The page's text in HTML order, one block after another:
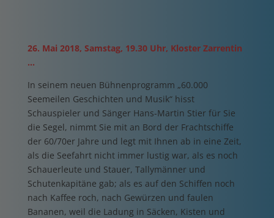
26. Mai 2018, Samstag, 19.30 Uhr, Kloster Zarrentin
…
In seinem neuen Bühnenprogramm „60.000
Seemeilen Geschichten und Musik“ hisst
Schauspieler und Sänger Hans-Martin Stier für Sie
die Segel, nimmt Sie mit an Bord der Frachtschiffe
der 60/70er Jahre und legt mit Ihnen ab in eine Zeit,
als die Seefahrt nicht immer lustig war, als es noch
Schauerleute und Stauer, Tallymänner und
Schutenkapitäne gab; als es auf den Schiffen noch
nach Kaffee roch, nach Gewürzen und faulen
Bananen, weil die Ladung in Säcken, Kisten und